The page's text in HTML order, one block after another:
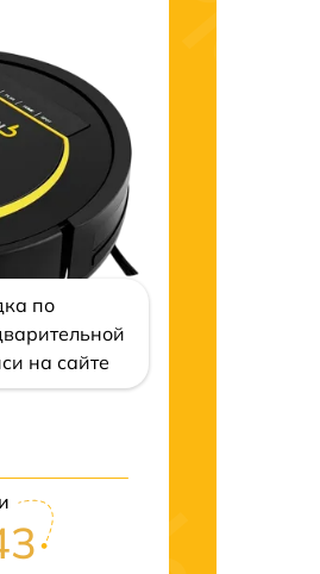
по
на сайте